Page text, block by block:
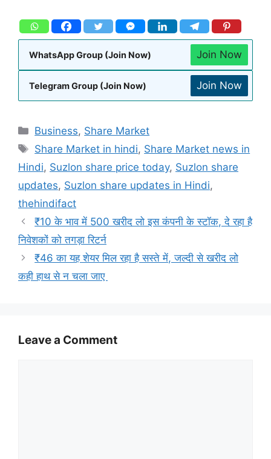
WhatsApp Group (Join Now) Join Now
Telegram Group (Join Now) Join Now
Business, Share Market
Share Market in hindi, Share Market news in
Hindi, Suzlon share price today, Suzlon share
updates, Suzlon share updates in Hindi,
thehindifact
₹10 के भाव में 500 खरीद लो इस कंपनी के स्टॉक, दे रहा है
निवेशकों को तगड़ा रिटर्न
₹46 का यह शेयर मिल रहा है सस्ते में, जल्दी से खरीद लो
कही हाथ से न चला जाए
Leave a Comment